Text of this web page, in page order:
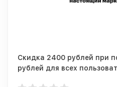
Скидка 2400 рублей при
рублей для всех